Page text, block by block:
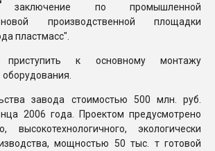
заключение по промышленной
производственной площадки
пластмасс".
к основному монтажу
оборудования.
завода стоимостью 500 млн. руб.
2006 года. Проектом предусмотрено
высокотехнологичного, экологически
мощностью 50 тыс. т готовой